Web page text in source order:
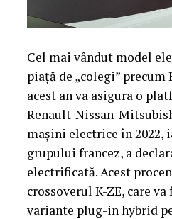
Cel mai vândut model
piaţă de „colegi”
acest an va asigura o
Renault-Nissan-
maşini electrice în 2022,
grupului francez, a
electrificată. Acest
crossoverul K-ZE, care
variante plug-in hybrid